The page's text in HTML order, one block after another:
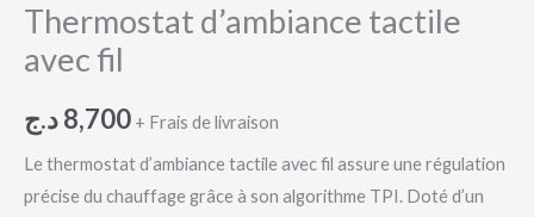
Thermostat d’ambiance tactile
avec fil
8,700د.ج + Frais de livraison
Le thermostat d’ambiance tactile avec fil assure une régulation
précise du chauffage grâce à son algorithme TPI. Doté d’un